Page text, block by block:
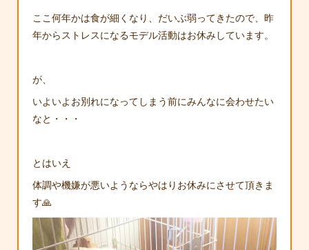
ここ何年かは食が細くなり、だいぶ弱ってきたので、昨
年からストレスになるモデル活動はお休みしています。
が、
いよいよお別れになってしまう前にみんなに会わせたい
なと・・・
とはいえ
体調や機嫌が悪いようならやはりお休みにさせて頂きま
す🙏